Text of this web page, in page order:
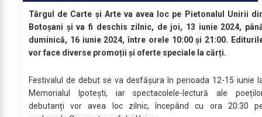
Târgul de Carte și Arte va avea loc pe Pietonalul Unirii
Botoșani și va fi deschis zilnic, de joi, 13 iunie 2024,
duminică, 16 iunie 2024, între orele 10:00 și 21:00.
vor face diverse promoții și oferte speciale la cărți.
Festivalul de debut se va desfășura în perioada 12-15 iunie
Memorialul Ipotești, iar spectacolele-lectură ale
debutanți vor avea loc zilnic, începând cu ora 20:30